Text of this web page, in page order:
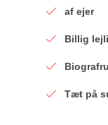
af ejer
Billig
Tæt på